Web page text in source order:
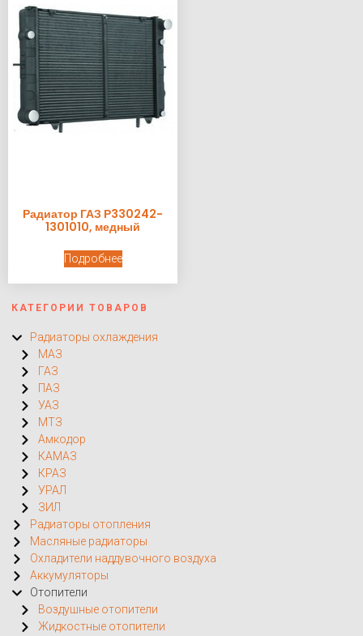
Радиатор ГАЗ Р330242-
1301010, медный
Подробнее
КАТЕГОРИИ ТОВАРОВ
Радиаторы охлаждения
МАЗ
ГАЗ
ПАЗ
УАЗ
МТЗ
Амкодор
КАМАЗ
КРАЗ
УРАЛ
ЗИЛ
Радиаторы отопления
Масляные радиаторы
Охладители наддувочного воздуха
Аккумуляторы
Отопители
Воздушные отопители
Жидкостные отопители